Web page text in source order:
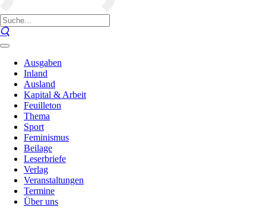
Ausgaben
Inland
Ausland
Kapital & Arbeit
Feuilleton
Thema
Sport
Feminismus
Beilage
Leserbriefe
Verlag
Veranstaltungen
Termine
Über uns